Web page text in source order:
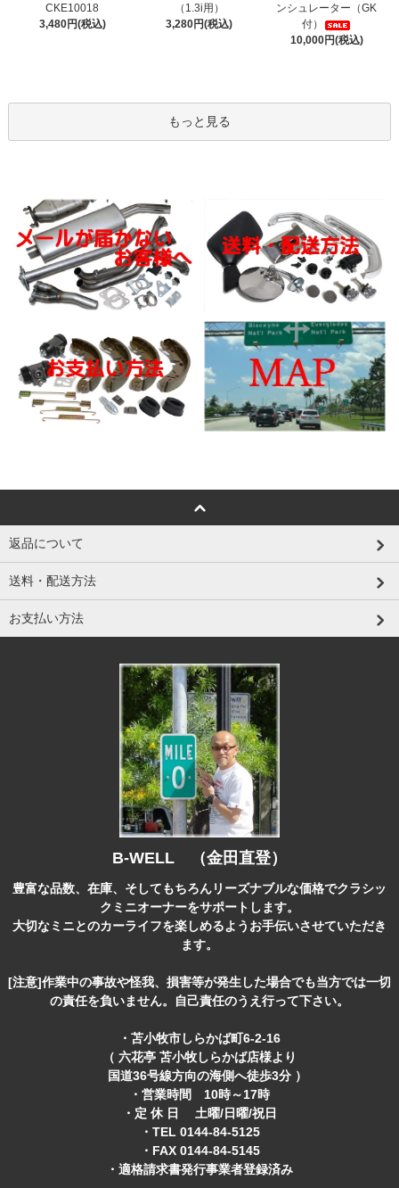
CKE10018
3,480円(税込)
（1.3i用）
3,280円(税込)
ンシュレーター（GK
付）
10,000円(税込)
もっと見る
返品について
送料・配送方法
お支払い方法
B-WELL （金田直登）
豊富な品数、在庫、そしてもちろんリーズナブルな価格でクラシッ
クミニオーナーをサポートします。
大切なミニとのカーライフを楽しめるようお手伝いさせていただき
ます。
[注意]作業中の事故や怪我、損害等が発生した場合でも当方では一切
の責任を負いません。自己責任のうえ行って下さい。
・苫小牧市しらかば町6-2-16
（ 六花亭 苫小牧しらかば店様より
国道36号線方向の海側へ徒歩3分 ）
・営業時間 10時～17時
・定 休 日 土曜/日曜/祝日
・TEL 0144-84-5125
・FAX 0144-84-5145
・適格請求書発行事業者登録済み